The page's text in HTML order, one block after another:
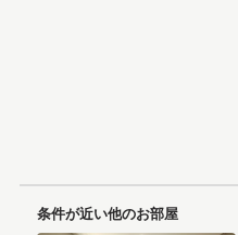
条件が近い他のお部屋